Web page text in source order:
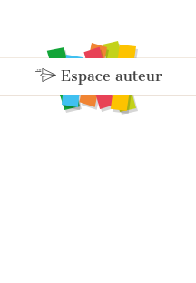
Espace auteur